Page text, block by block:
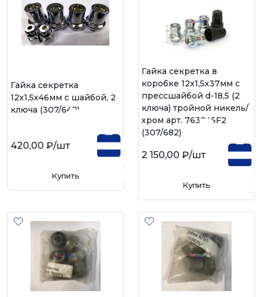
Гайка секретка
12х1,5х46мм с шайбой, 2
ключа (307/642)
420,00 ₽/шт
Купить
Гайка секретка в
коробке 12х1,5х37мм с
прессшайбой d-18,5 (2
ключа) тройной никель/
хром арт. 763845F2
(307/682)
2 150,00 ₽/шт
Купить